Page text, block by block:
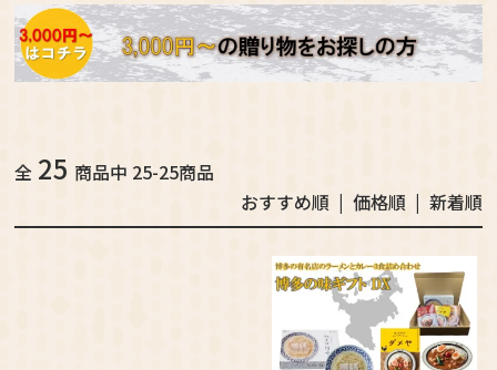
全 25 商品中 25-25商品
おすすめ順 | 価格順 | 新着順